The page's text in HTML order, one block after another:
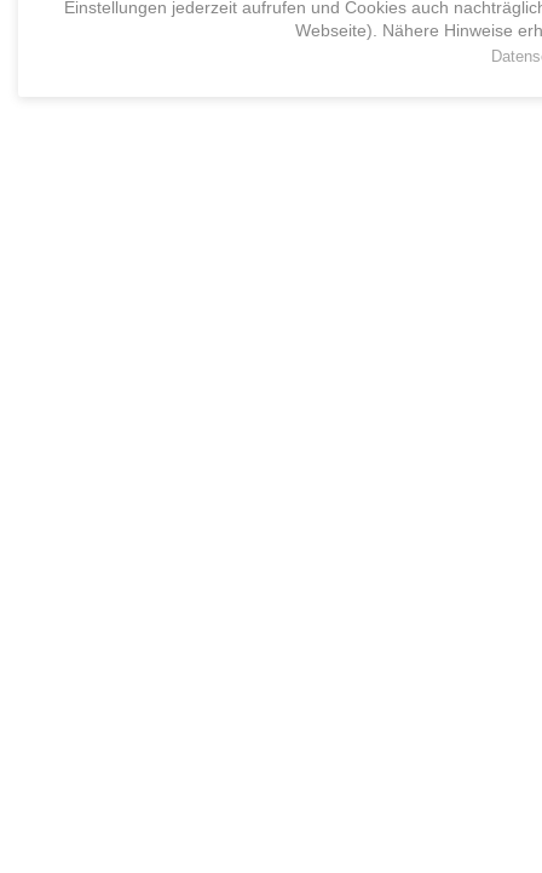
Einstellungen jederzeit aufrufen und Cookies auch
Webseite). Nähere Hinweise